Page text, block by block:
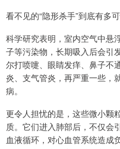
看不见的“隐形杀手”到底有多
科学研究表明，室内空气中悬
子等污染物，长期吸入后会引
尔打喷嚏、眼睛发痒、鼻子不
炎、支气管炎，再严重一些，
病。
更令人担忧的是，这些微小颗
质。它们进入肺部后，不仅会
血液循环，对心血管系统造成